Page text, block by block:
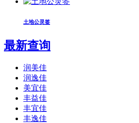
土地公灵签
最新查询
润美佳
润逸佳
美宜佳
丰益佳
丰宜佳
丰逸佳